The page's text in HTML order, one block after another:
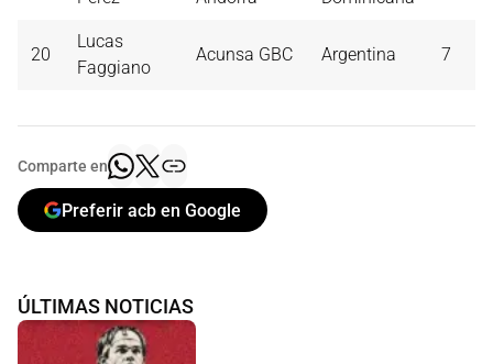
20
Lucas
Faggiano
Acunsa GBC Argentina 7
Comparte en
Preferir acb en Google
ÚLTIMAS NOTICIAS